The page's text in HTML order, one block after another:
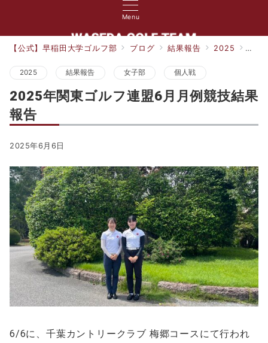
Menu
【公式】早稲田大学ゴルフ部 ブログ 結果報告 2025
2025 結果報告 女子部 個人戦
2025年関東ゴルフ連盟6月月例競技結果
報告
2025年6月6日
6/6に、千葉カントリークラブ 梅郷コースにて行われ